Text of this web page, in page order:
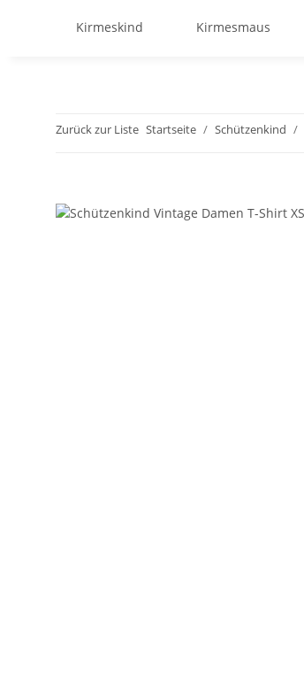
Kirmeskind Kirmesmaus
Zurück zur Liste Startseite Schützenkind